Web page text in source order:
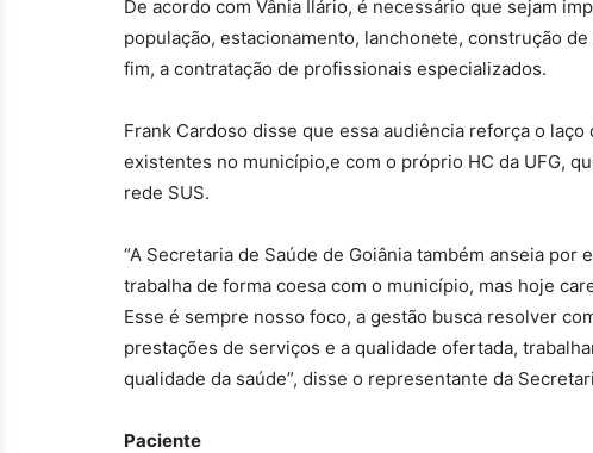
De acordo com Vânia Ilário, é necessário que sejam
população, estacionamento, lanchonete, construção
fim, a contratação de profissionais especializados.
Frank Cardoso disse que essa audiência reforça o
existentes no município,e com o próprio HC da UFG,
rede SUS.
“A Secretaria de Saúde de Goiânia também anseia
trabalha de forma coesa com o município, mas hoje
Esse é sempre nosso foco, a gestão busca resolver
prestações de serviços e a qualidade ofertada,
qualidade da saúde”, disse o representante da
Paciente